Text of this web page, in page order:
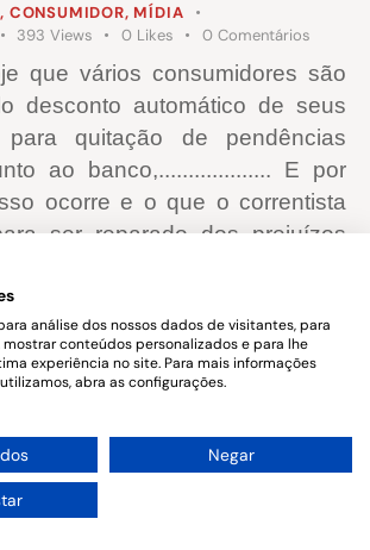
, CONSUMIDOR, MÍDIA
393 Views 0 Likes 0 Comentários
que vários consumidores são
desconto automático de seus
para quitação de pendências
ao banco,................... E por
ocorre e o que o correntista
ser reparado dos prejuízos
análise dos nossos dados de visitantes, para
mostrar conteúdos personalizados e para lhe
experiência no site. Para mais informações
abra as configurações.
Negar